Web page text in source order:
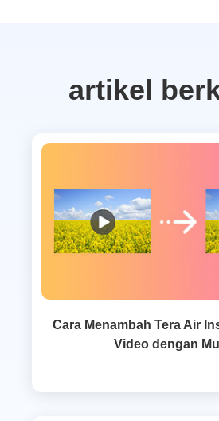
artikel
Cara Menambah Tera Air
Video dengan